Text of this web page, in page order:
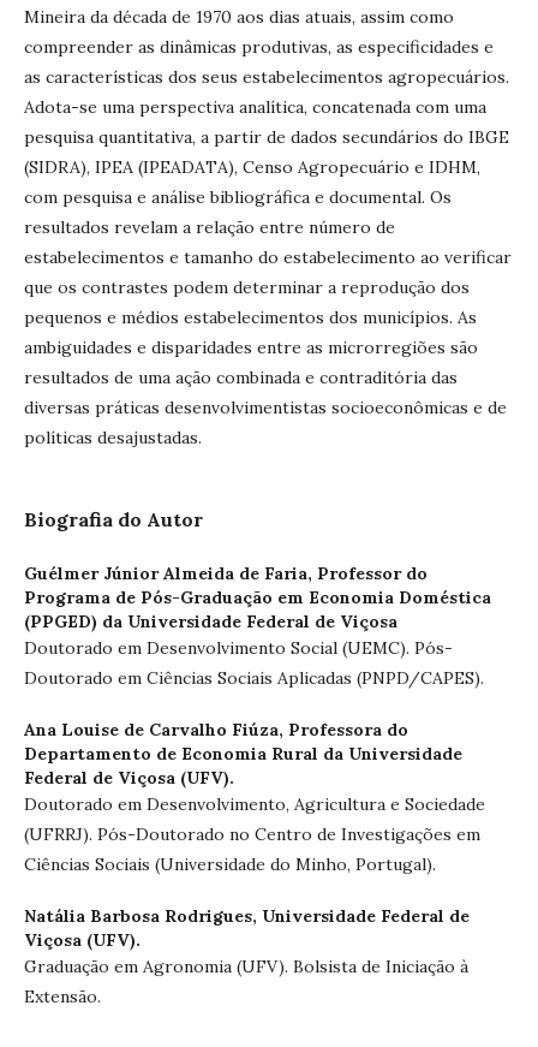
Mineira da década de 1970 aos dias atuais, assim como
compreender as dinâmicas produtivas, as especificidades e
as características dos seus estabelecimentos agropecuários.
Adota-se uma perspectiva analítica, concatenada com uma
pesquisa quantitativa, a partir de dados secundários do IBGE
(SIDRA), IPEA (IPEADATA), Censo Agropecuário e IDHM,
com pesquisa e análise bibliográfica e documental. Os
resultados revelam a relação entre número de
estabelecimentos e tamanho do estabelecimento ao verificar
que os contrastes podem determinar a reprodução dos
pequenos e médios estabelecimentos dos municípios. As
ambiguidades e disparidades entre as microrregiões são
resultados de uma ação combinada e contraditória das
diversas práticas desenvolvimentistas socioeconômicas e de
políticas desajustadas.
Biografia do Autor
Guélmer Júnior Almeida de Faria, Professor do
Programa de Pós-Graduação em Economia Doméstica
(PPGED) da Universidade Federal de Viçosa
Doutorado em Desenvolvimento Social (UEMC). Pós-
Doutorado em Ciências Sociais Aplicadas (PNPD/CAPES).
Ana Louise de Carvalho Fiúza, Professora do
Departamento de Economia Rural da Universidade
Federal de Viçosa (UFV).
Doutorado em Desenvolvimento, Agricultura e Sociedade
(UFRRJ). Pós-Doutorado no Centro de Investigações em
Ciências Sociais (Universidade do Minho, Portugal).
Natália Barbosa Rodrigues, Universidade Federal de
Viçosa (UFV).
Graduação em Agronomia (UFV). Bolsista de Iniciação à
Extensão.